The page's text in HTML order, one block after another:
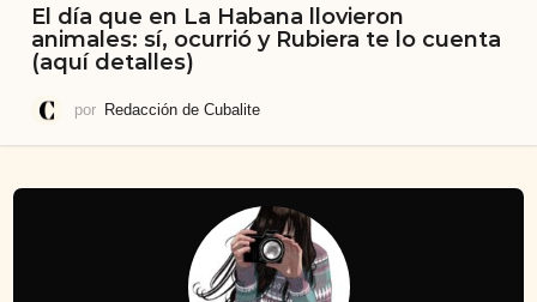
El día que en La Habana llovieron
animales: sí, ocurrió y Rubiera te lo cuenta
(aquí detalles)
por Redacción de Cubalite